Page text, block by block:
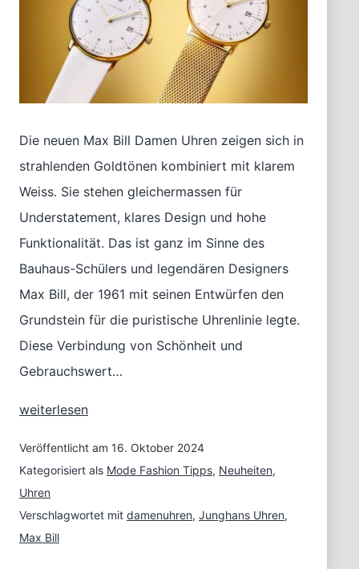
Die neuen Max Bill Damen Uhren zeigen sich in
strahlenden Goldtönen kombiniert mit klarem
Weiss. Sie stehen gleichermassen für
Understatement, klares Design und hohe
Funktionalität. Das ist ganz im Sinne des
Bauhaus-Schülers und legendären Designers
Max Bill, der 1961 mit seinen Entwürfen den
Grundstein für die puristische Uhrenlinie legte.
Diese Verbindung von Schönheit und
Gebrauchswert…
Goldige
Bill
Uhren
weiterlesen
Veröffentlicht am 16. Oktober 2024
Kategorisiert als Mode Fashion Tipps, Neuheiten,
Uhren
Verschlagwortet mit damenuhren, Junghans Uhren,
Max Bill